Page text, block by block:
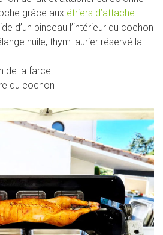
grâce aux étriers d’attache
d’un pinceau l’intérieur du cochon
huile, thym laurier réservé la
de la farce
du cochon